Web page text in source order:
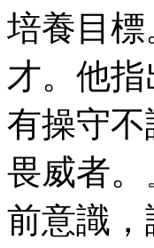
培養目
才。他
有操守
畏威者
前意識